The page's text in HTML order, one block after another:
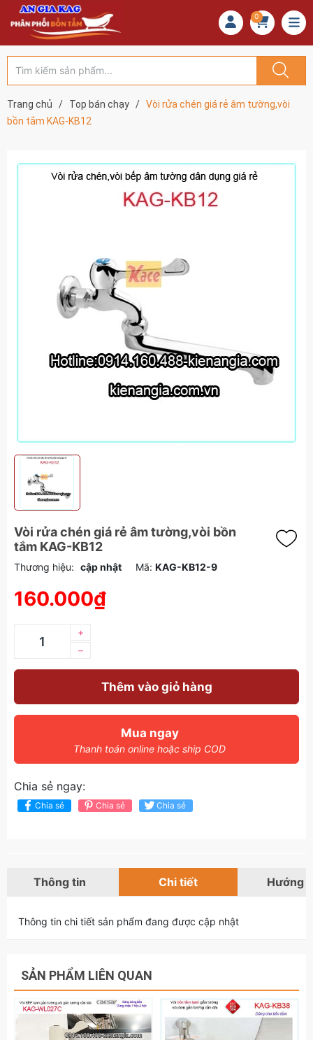
0
Trang chủ / Top bán chạy / Vòi rửa chén giá rẻ âm tường,vòi
bồn tắm KAG-KB12
Vòi rửa chén giá rẻ âm tường,vòi bồn
tắm KAG-KB12
Thương hiệu: cập nhật Mã: KAG-KB12-9
160.000₫
–
+
Thêm vào giỏ hàng
Mua ngay
Thanh toán online hoặc ship COD
Chia sẻ ngay:
Chia sẻ Chia sẻ Chia sẻ
Thông tin Chi tiết Hướng
Thông tin chi tiết sản phẩm đang được cập nhật
SẢN PHẨM LIÊN QUAN